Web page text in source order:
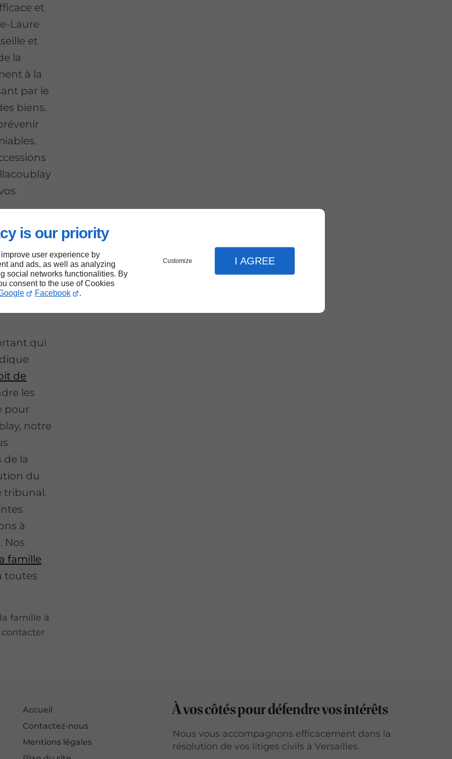
is our priority
user experience by
and ads, as well as analyzing
social networks functionalities. By
consent to the use of Cookies
Facebook .
Customize I AGREE
et
Laure
et
la
à la
par le
biens.
à
qui
de
les
pour
notre
de la
du
tribunal.
à
Nos
famille
toutes
famille à
contacter
Accueil
Contactez-nous
Mentions légales
À vos côtés pour défendre vos intérêts
Nous vous accompagnons efficacement dans la
résolution de vos litiges civils à Versailles.